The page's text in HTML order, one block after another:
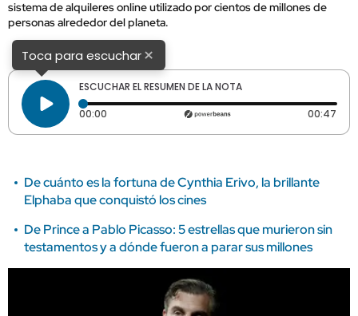
sistema de alquileres online utilizado por cientos de millones de
personas alrededor del planeta.
Toca para escuchar×
ESCUCHAR EL RESUMEN DE LA NOTA
00:00 Tiempo transcurrido: 0 segundos 00:47
De cuánto es la fortuna de Cynthia Erivo, la brillante
Elphaba que conquistó los cines
De Prince a Pablo Picasso: 5 estrellas que murieron sin
testamentos y a dónde fueron a parar sus millones